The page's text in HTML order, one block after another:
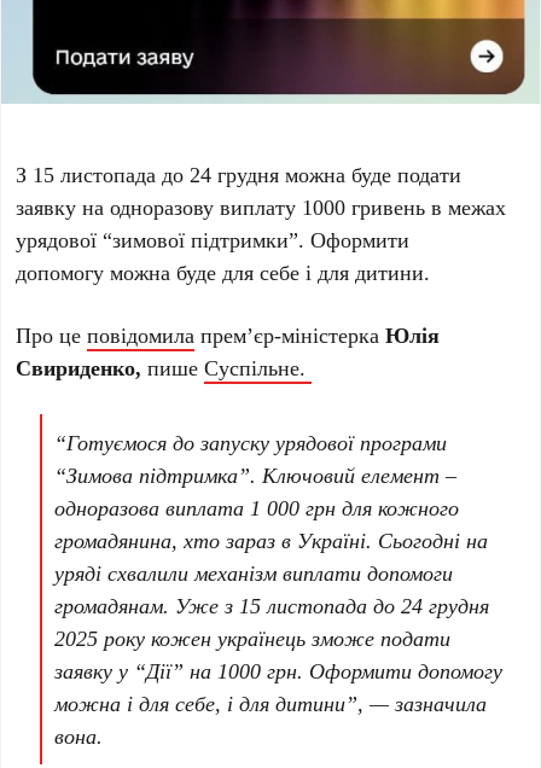
З 15 листопада до 24 грудня можна буде подати
заявку на одноразову виплату 1000 гривень в межах
урядової “зимової підтримки”. Оформити
допомогу можна буде для себе і для дитини.
Про цеповідомила премʼєр-міністеркаЮлія
Свириденко,пишеСуспільне.
“Готуємося до запуску урядової програми
“Зимова підтримка”. Ключовий елемент –
одноразова виплата 1 000 грн для кожного
громадянина, хто зараз в Україні. Сьогодні на
уряді схвалили механізм виплати допомоги
громадянам. Уже з 15 листопада до 24 грудня
2025 року кожен українець зможе подати
заявку у “Дії” на 1000 грн. Оформити допомогу
можна і для себе, і для дитини”, — зазначила
вона.